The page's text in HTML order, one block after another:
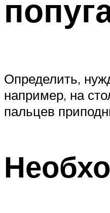
Определить,
например, на
пальцев